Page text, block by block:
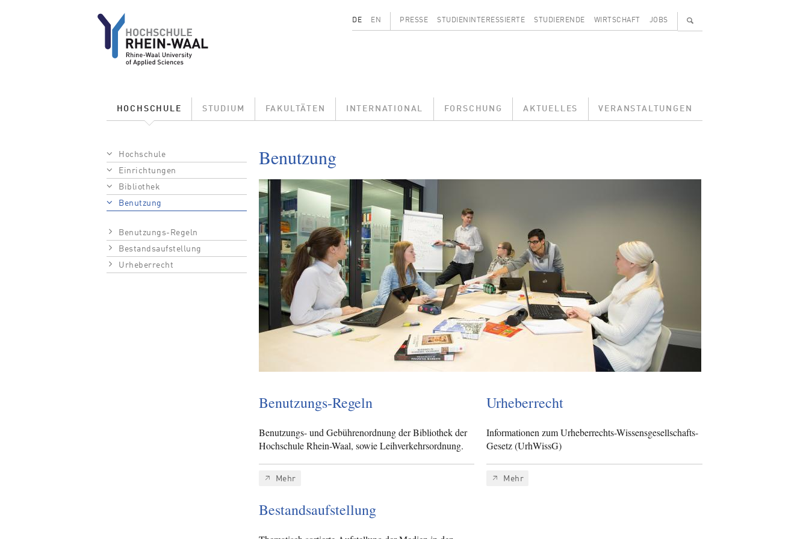
DE EN Secondary menu
PRESSE STUDIENINTERESSIERTE STUDIERENDE WIRTSCHAFT JOBS 🔍
Main menu
HOCHSCHULE STUDIUM FAKULTÄTEN INTERNATIONAL FORSCHUNG AKTUELLES VERANSTALTUNGEN
Pfadnavigation
Hochschule
Einrichtungen
Bibliothek
Benutzung
Benutzungs-Regeln
Bestandsaufstellung
Urheberrecht
Benutzung
Benutzungs-Regeln
Benutzungs- und Gebührenordnung der Bibliothek der
Hochschule Rhein-Waal, sowie Leihverkehrsordnung.
Mehr
Bestandsaufstellung
Urheberrecht
Informationen zum Urheberrechts-Wissensgesellschafts-
Gesetz (UrhWissG)
Mehr